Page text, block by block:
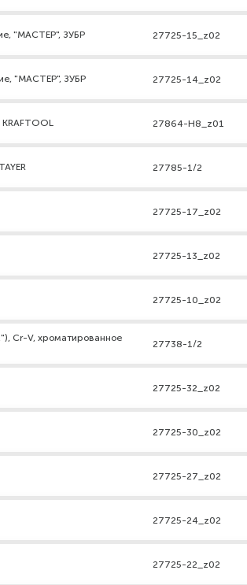
"МАСТЕР", ЗУБР 27725-15_z02
"МАСТЕР", ЗУБР 27725-14_z02
27864-H8_z01
27785-1/2
27725-17_z02
27725-13_z02
27725-10_z02
Cr-V, хроматированное
27738-1/2
27725-32_z02
27725-30_z02
27725-27_z02
27725-24_z02
27725-22_z02